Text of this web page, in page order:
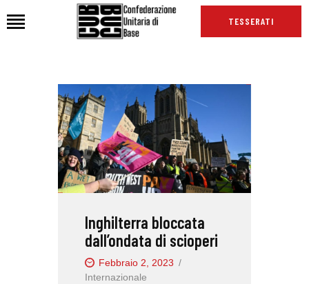
TESSERATI
HOME
CHI SIAMO
SEDI
NEWS
PODCAST CUB
INTERNAZIONALE
RASSEGNA STAMPA
Inghilterra bloccata
dall’ondata di scioperi
Febbraio 2, 2023
Internazionale